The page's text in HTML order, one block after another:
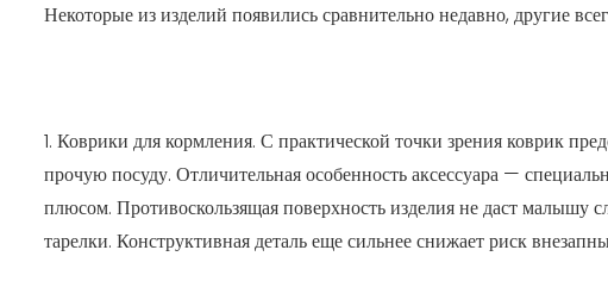
Некоторые из изделий появились сравнительно недавно, другие
1. Коврики для кормления. С практической точки зрения коврик
прочую посуду. Отличительная особенность аксессуара —
плюсом. Противоскользящая поверхность изделия не даст малышу
тарелки. Конструктивная деталь еще сильнее снижает риск